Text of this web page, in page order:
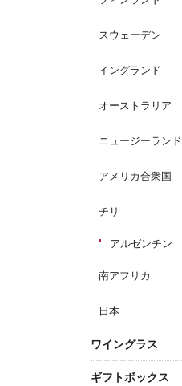
スウェーデン
イングランド
オーストラリア
ニュージーランド
アメリカ合衆国
チリ
アルゼンチン
南アフリカ
日本
ワイングラス
ギフトボックス